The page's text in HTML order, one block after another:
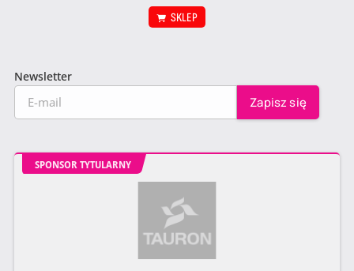
SKLEP
Newsletter
SPONSOR TYTULARNY